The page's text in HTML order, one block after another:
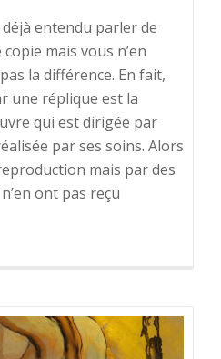
entendu parler de
mais vous n’en
la différence. En fait,
une réplique est la
qui est dirigée par
par ses soins. Alors
mais par des
ont pas reçu